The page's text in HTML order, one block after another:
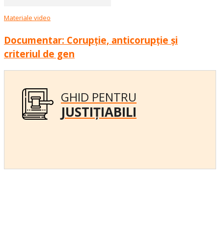
Materiale video
Documentar: Corupție, anticorupție și
criteriul de gen
GHID PENTRU
JUSTIȚIABILI